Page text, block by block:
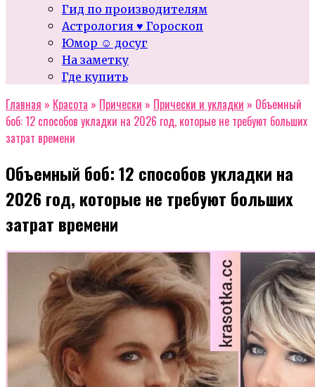
Гид по производителям
Астрология ♥ Гороскоп
Юмор ☺ досуг
На заметку
Где купить
Главная » Красота » Прически » Прически и укладки » Объемный
боб: 12 способов укладки на 2026 год, которые не требуют больших
затрат времени
Объемный боб: 12 способов укладки на
2026 год, которые не требуют больших
затрат времени